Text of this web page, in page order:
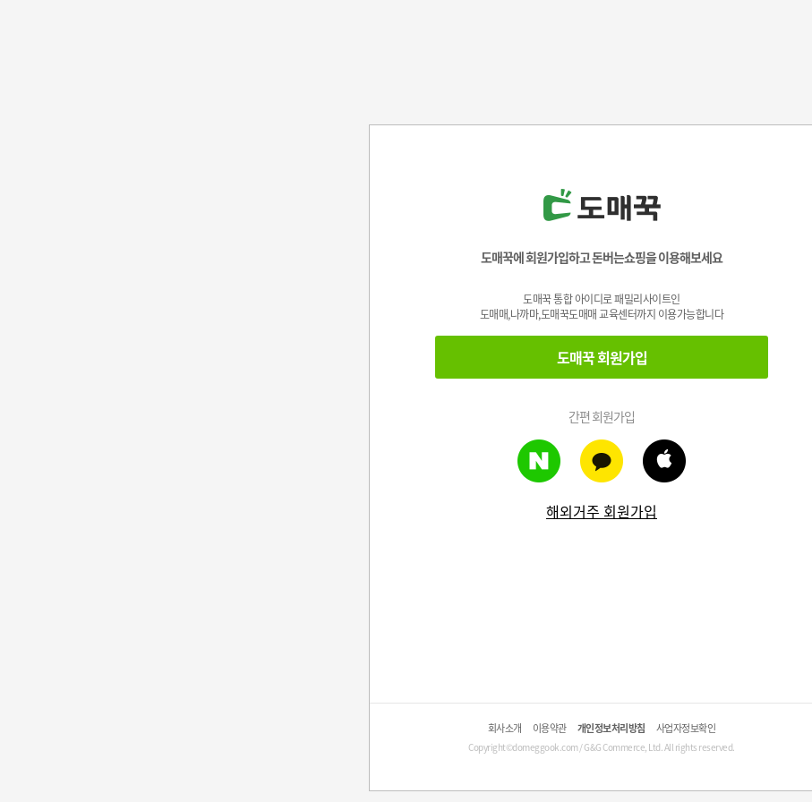
도매꾹에 회원가입하고 돈버는쇼핑을 이용해보세요
도매꾹 통합 아이디로 패밀리사이트인
도매매,나까마,도매꾹도매매 교육센터까지 이용가능합니다
도매꾹 회원가입
간편 회원가입
해외거주 회원가입
회사소개 이용약관 개인정보처리방침 사업자정보확인
Copyright©domeggook.com / G&G Commerce, Ltd. All rights reserved.